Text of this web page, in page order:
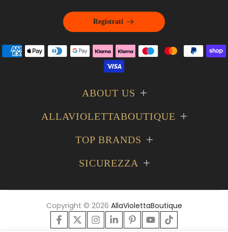
Registrati
ABOUT US
ALLAVIOLETTABOUTIQUE
TOP BRANDS
SICUREZZA
Copyright © 2026 AllaViolettaBoutique